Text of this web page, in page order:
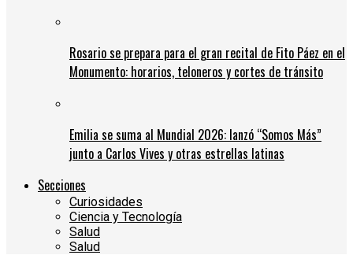
Rosario se prepara para el gran recital de Fito Páez en el
Monumento: horarios, teloneros y cortes de tránsito
Emilia se suma al Mundial 2026: lanzó “Somos Más”
junto a Carlos Vives y otras estrellas latinas
Secciones
Curiosidades
Ciencia y Tecnología
Salud
Salud